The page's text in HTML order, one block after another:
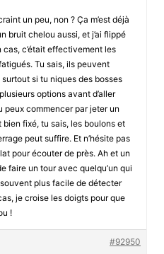
un peu, non ? Ça m’est déjà
bruit chelou aussi, et j’ai flippé
c’était effectivement les
Tu sais, ils peuvent
surtout si tu niques des bosses
options avant d’aller
peux commencer par jeter un
fixé, tu sais, les boulons et
peut suffire. Et n’hésite pas
pour écouter de près. Ah et un
faire un tour avec quelqu’un qui
souvent plus facile de détecter
je croise les doigts pour que
!
#92950